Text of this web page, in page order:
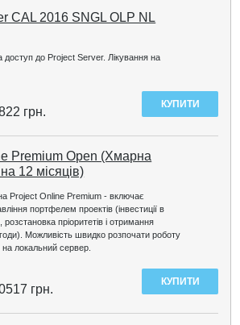
CAL 2016 SNGL OLP NL
доступ до Project Server. Лікування на
грн.
Premium Open (Хмарна
12 місяців)
Project Online Premium - включає
портфелем проектів (інвестиції в
розстановка пріоритетів і отримання
Можливість швидко розпочати роботу
локальний сервер.
грн.